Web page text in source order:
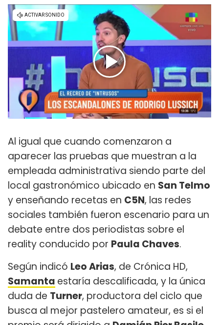
Al igual que cuando comenzaron a
aparecer las pruebas que muestran a la
empleada administrativa siendo parte del
local gastronómico ubicado en San Telmo
y enseñando recetas en C5N, las redes
sociales también fueron escenario para un
debate entre dos periodistas sobre el
reality conducido por Paula Chaves.
Según indicó Leo Arias, de Crónica HD,
Samanta estaría descalificada, y la única
duda de Turner, productora del ciclo que
busca al mejor pastelero amateur, es si el